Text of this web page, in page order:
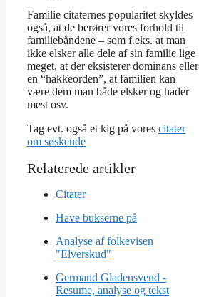
Familie citaternes popularitet skyldes
også, at de berører vores forhold til
familiebåndene – som f.eks. at man
ikke elsker alle dele af sin familie lige
meget, at der eksisterer dominans eller
en “hakkeorden”, at familien kan
være dem man både elsker og hader
mest osv.
Tag evt. også et kig på vores citater
om søskende
Citater
Have bukserne på
Analyse af folkevisen
"Elverskud"
Germand Gladensvend -
Resume, analyse og tekst